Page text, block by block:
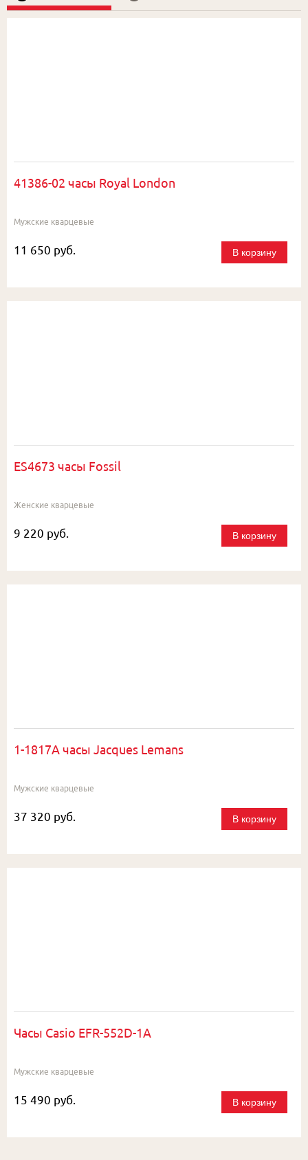
41386-02 часы Royal London
Мужские кварцевые
11 650 руб. В корзину
ES4673 часы Fossil
Женские кварцевые
9 220 руб. В корзину
1-1817A часы Jacques Lemans
Мужские кварцевые
37 320 руб. В корзину
Часы Casio EFR-552D-1A
Мужские кварцевые
15 490 руб. В корзину